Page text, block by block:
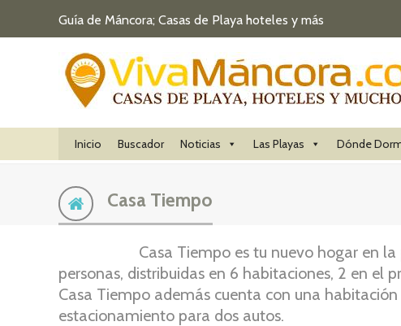
Guía de Máncora; Casas de Playa hoteles y más
Inicio Buscador Noticias Las Playas Dónde
Casa Tiempo
Casa Tiempo es tu nuevo hogar en
personas, distribuidas en 6 habitaciones, 2 en el
Casa Tiempo además cuenta con una
estacionamiento para dos autos.